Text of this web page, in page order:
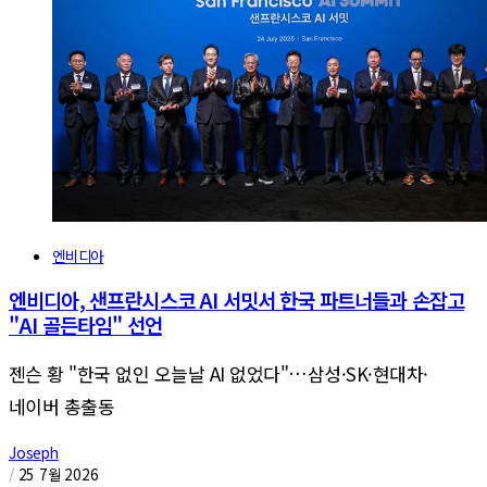
엔비디아
엔비디아, 샌프란시스코 AI 서밋서 한국 파트너들과 손잡고
"AI 골든타임" 선언
젠슨 황 "한국 없인 오늘날 AI 없었다"…삼성·SK·현대차·
네이버 총출동
Joseph
/ 25 7월 2026